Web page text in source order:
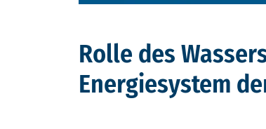
Rolle des
Energiesystem